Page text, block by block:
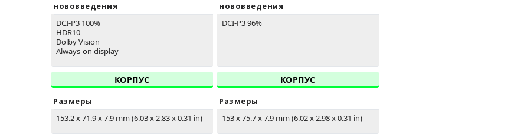
нововведения
DCI-P3 100%
HDR10
Dolby Vision
Always-on display
КОРПУС
Размеры
153.2 x 71.9 x 7.9 mm (6.03 x 2.83 x 0.31 in)
нововведения
DCI-P3 96%
КОРПУС
Размеры
153 x 75.7 x 7.9 mm (6.02 x 2.98 x 0.31 in)